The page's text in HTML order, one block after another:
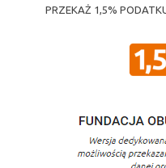
PRZEKAŻ 1,5%